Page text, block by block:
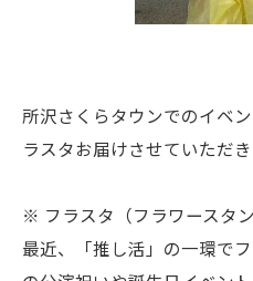
所沢さくらタウンでのイベ
ラスタお届けさせていただ
※ フラスタ（フラワースタ
最近、「推し活」の一環で